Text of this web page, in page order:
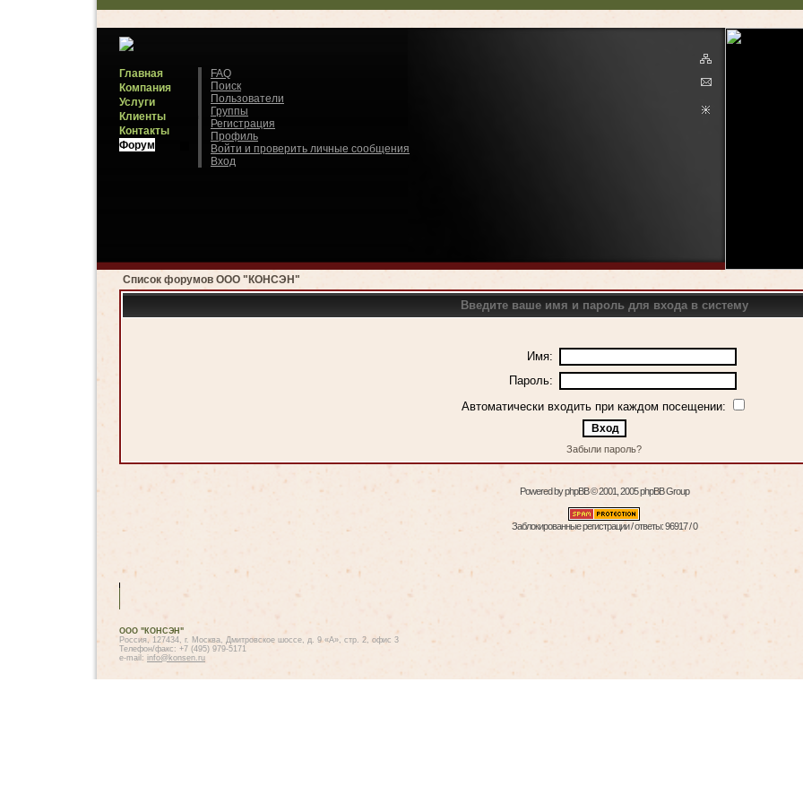
Главная
Компания
Услуги
Клиенты
Контакты
Форум
FAQ
Поиск
Пользователи
Группы
Регистрация
Профиль
Войти и проверить личные сообщения
Вход
Список форумов ООО "КОНСЭН"
Введите ваше имя и пароль для входа в систему
Имя:
Пароль:
Автоматически входить при каждом посещении:
Забыли пароль?
Powered byphpBB© 2001, 2005 phpBB Group
Заблокированные регистрации / ответы: 96917 / 0
ООО "КОНСЭН"
Россия, 127434, г. Москва, Дмитровское шоссе, д. 9 «А», стр. 2, офис 3
Телефон/факс: +7 (495) 979-5171
e-mail: info@konsen.ru